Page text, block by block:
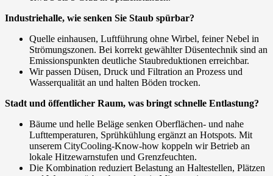
Industriehalle, wie senken Sie Staub spürbar?
Quelle einhausen, Luftführung ohne Wirbel, feiner Nebel in
Strömungszonen. Bei korrekt gewählter Düsentechnik sind an
Emissionspunkten deutliche Staubreduktionen erreichbar.
Wir passen Düsen, Druck und Filtration an Prozess und
Wasserqualität an und halten Böden trocken.
Stadt und öffentlicher Raum, was bringt schnelle Entlastung?
Bäume und helle Beläge senken Oberflächen- und nahe
Lufttemperaturen, Sprühkühlung ergänzt an Hotspots. Mit
unserem CityCooling‑Know-how koppeln wir Betrieb an
lokale Hitzewarnstufen und Grenzfeuchten.
Die Kombination reduziert Belastung an Haltestellen, Plätzen